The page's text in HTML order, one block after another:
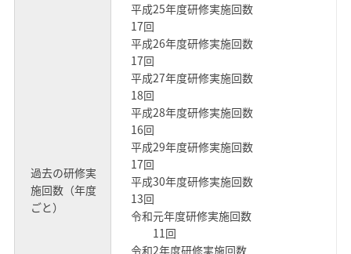
過去の研修実
施回数（年度
ごと）
平成25年度研修実施回数
17回
平成26年度研修実施回数
17回
平成27年度研修実施回数
18回
平成28年度研修実施回数
16回
平成29年度研修実施回数
17回
平成30年度研修実施回数
13回
令和元年度研修実施回数
11回
令和2年度研修実施回数